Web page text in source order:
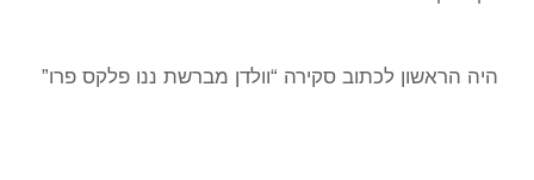
היה הראשון לכתוב סקירה “וולדן מברשת ננו פלקס פרו”